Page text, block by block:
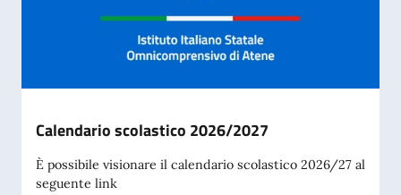
Calendario scolastico 2026/2027
È possibile visionare il calendario scolastico 2026/27 al
seguente link